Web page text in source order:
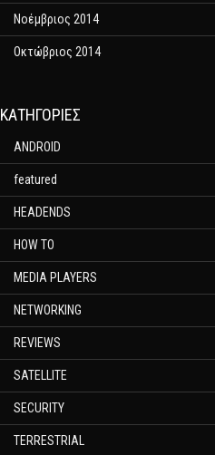
Νοέμβριος 2014
Οκτώβριος 2014
KΑΤΗΓΟΡΊΕΣ
ANDROID
featured
HEADENDS
HOW TO
MEDIA PLAYERS
NETWORKING
REVIEWS
SATELLITE
SECURITY
TERRESTRIAL